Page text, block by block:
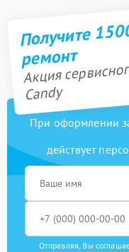
Получите
ремонт
Акция
Candy
При оформлении
действует
Отправляя, Вы